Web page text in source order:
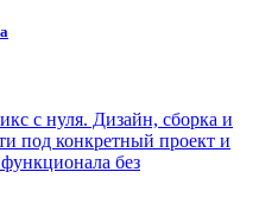
с нуля. Дизайн, сборка и
под конкретный проект и
без